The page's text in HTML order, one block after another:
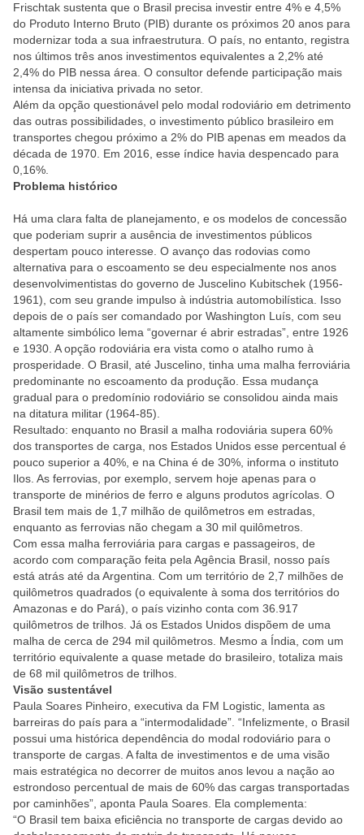
Frischtak sustenta que o Brasil precisa investir entre 4% e 4,5%
do Produto Interno Bruto (PIB) durante os próximos 20 anos para
modernizar toda a sua infraestrutura. O país, no entanto, registra
nos últimos três anos investimentos equivalentes a 2,2% até
2,4% do PIB nessa área. O consultor defende participação mais
intensa da iniciativa privada no setor.
Além da opção questionável pelo modal rodoviário em detrimento
das outras possibilidades, o investimento público brasileiro em
transportes chegou próximo a 2% do PIB apenas em meados da
década de 1970. Em 2016, esse índice havia despencado para
0,16%.
Problema histórico
Há uma clara falta de planejamento, e os modelos de concessão
que poderiam suprir a ausência de investimentos públicos
despertam pouco interesse. O avanço das rodovias como
alternativa para o escoamento se deu especialmente nos anos
desenvolvimentistas do governo de Juscelino Kubitschek (1956-
1961), com seu grande impulso à indústria automobilística. Isso
depois de o país ser comandado por Washington Luís, com seu
altamente simbólico lema “governar é abrir estradas”, entre 1926
e 1930. A opção rodoviária era vista como o atalho rumo à
prosperidade. O Brasil, até Juscelino, tinha uma malha ferroviária
predominante no escoamento da produção. Essa mudança
gradual para o predomínio rodoviário se consolidou ainda mais
na ditatura militar (1964-85).
Resultado: enquanto no Brasil a malha rodoviária supera 60%
dos transportes de carga, nos Estados Unidos esse percentual é
pouco superior a 40%, e na China é de 30%, informa o instituto
Ilos. As ferrovias, por exemplo, servem hoje apenas para o
transporte de minérios de ferro e alguns produtos agrícolas. O
Brasil tem mais de 1,7 milhão de quilômetros em estradas,
enquanto as ferrovias não chegam a 30 mil quilômetros.
Com essa malha ferroviária para cargas e passageiros, de
acordo com comparação feita pela Agência Brasil, nosso país
está atrás até da Argentina. Com um território de 2,7 milhões de
quilômetros quadrados (o equivalente à soma dos territórios do
Amazonas e do Pará), o país vizinho conta com 36.917
quilômetros de trilhos. Já os Estados Unidos dispõem de uma
malha de cerca de 294 mil quilômetros. Mesmo a Índia, com um
território equivalente a quase metade do brasileiro, totaliza mais
de 68 mil quilômetros de trilhos.
Visão sustentável
Paula Soares Pinheiro, executiva da FM Logistic, lamenta as
barreiras do país para a “intermodalidade”. “Infelizmente, o Brasil
possui uma histórica dependência do modal rodoviário para o
transporte de cargas. A falta de investimentos e de uma visão
mais estratégica no decorrer de muitos anos levou a nação ao
estrondoso percentual de mais de 60% das cargas transportadas
por caminhões”, aponta Paula Soares. Ela complementa:
“O Brasil tem baixa eficiência no transporte de cargas devido ao